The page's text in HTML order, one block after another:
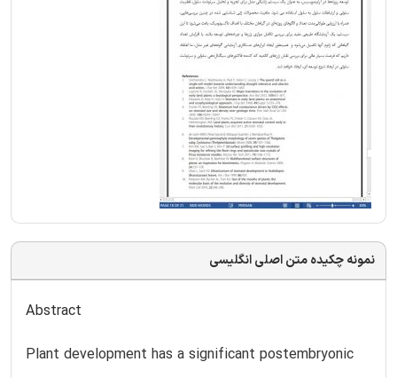
نمونه چکیده متن اصلی انگلیسی
Abstract
Plant development has a significant postembryonic